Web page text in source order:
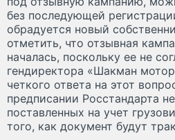
без последующей
обрадуется новый
отметить, что отзывная
началась, поскольку ее не
гендиректора «Шакман
четкого ответа на этот
предписании Росстандарта
поставленных на учет
того, как документ будут